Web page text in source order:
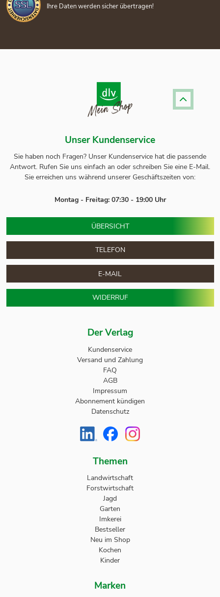
Ihre Daten werden sicher übertragen!
Der Verlag
Kundenservice
Versand und Zahlung
FAQ
AGB
Impressum
Abonnement kündigen
Datenschutz
Themen
Landwirtschaft
Forstwirtschaft
Jagd
Garten
Imkerei
Bestseller
Neu im Shop
Kochen
Kinder
Marken
Unser Kundenservice
Sie haben noch Fragen? Unser Kundenservice hat die passende
Antwort. Rufen Sie uns einfach an oder schreiben Sie eine E-Mail.
Sie erreichen uns während unserer Geschäftszeiten von:
Montag - Freitag: 07:30 - 19:00 Uhr
ÜBERSICHT
TELEFON
E-MAIL
WIDERRUF